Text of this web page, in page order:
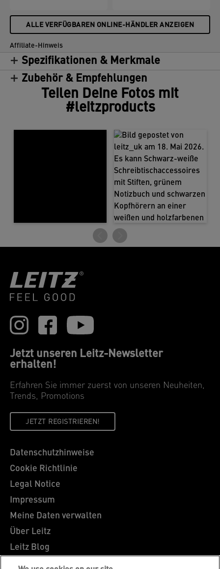
ALLE VERFÜGBAREN ONLINE-HÄNDLER ANZEIGEN
Affiliate-Hinweis
Spezifikationen & Merkmale
Zubehör & Empfehlungen
Teilen Deine Fotos mit
#leitzproducts
Jetzt unseren Leitz-Newsletter
erhalten!
Erfahren Sie immer zuerst von unseren Neuheiten,
Trends, Promotions
JETZT REGISTRIEREN!
Datenschutzhinweise
Cookie Richtlinie
Legal Notice
Impressum
Meine Daten verwalten
Über Leitz
Leitz Blog
Karriere